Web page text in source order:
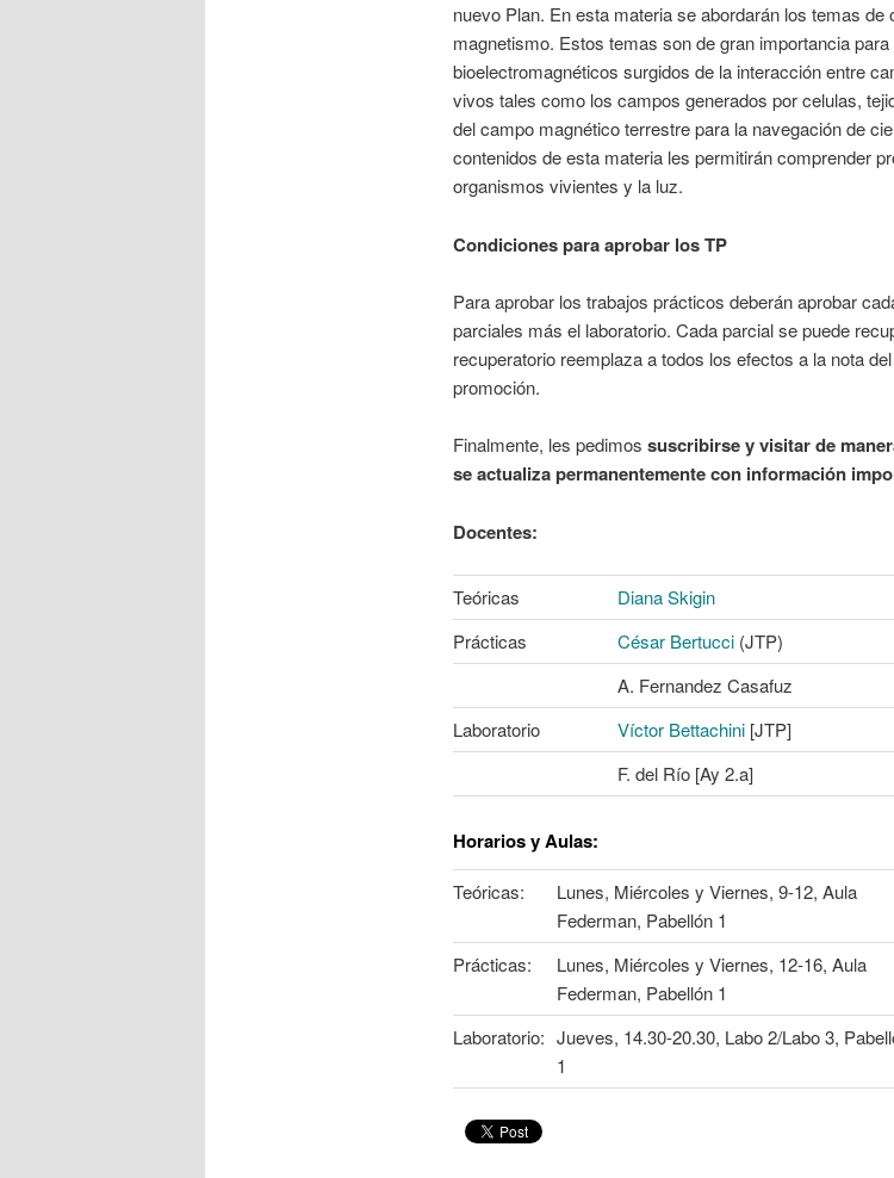
nuevo Plan. En esta materia se abordarán los temas de
magnetismo. Estos temas son de gran importancia
bioelectromagnéticos surgidos de la interacción entre
vivos tales como los campos generados por celulas,
del campo magnético terrestre para la navegación de
contenidos de esta materia les permitirán comprender
organismos vivientes y la luz.
Condiciones para aprobar los TP
Para aprobar los trabajos prácticos deberán aprobar
parciales más el laboratorio. Cada parcial se puede
recuperatorio reemplaza a todos los efectos a la nota
promoción.
Finalmente, les pedimos suscribirse y visitar de
se actualiza permanentemente con información
Docentes:
Teóricas
Diana Skigin
Prácticas
César Bertucci (JTP)
A. Fernandez Casafuz
Laboratorio
Víctor Bettachini [JTP]
F. del Río [Ay 2.a]
Horarios y Aulas:
Teóricas:
Lunes, Miércoles y Viernes, 9-12, Aula
Federman, Pabellón 1
Prácticas:
Lunes, Miércoles y Viernes, 12-16, Aula
Federman, Pabellón 1
Laboratorio: Jueves, 14.30-20.30, Labo 2/Labo 3,
1